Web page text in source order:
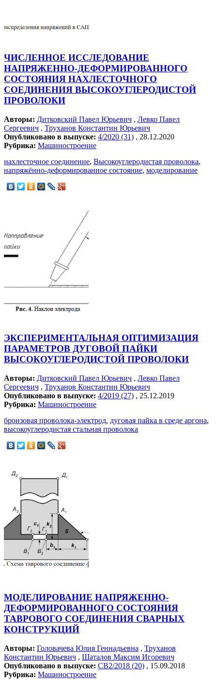
ЧИСЛЕННОЕ ИССЛЕДОВАНИЕ
НАПРЯЖЕННО-ДЕФОРМИРОВАННОГО
СОСТОЯНИЯ НАХЛЕСТОЧНОГО
СОЕДИНЕНИЯ ВЫСОКОУГЛЕРОДИСТОЙ
ПРОВОЛОКИ
Авторы: Дитковский Павел Юрьевич , Левко Павел
Сергеевич , Труханов Константин Юрьевич
Опубликовано в выпуске: 4/2020 (31) , 28.12.2020
Рубрика: Машиностроение
нахлесточное соединение, Высокоуглеродистая проволока,
напряжённо-деформированное состояние, моделирование
ЭКСПЕРИМЕНТАЛЬНАЯ ОПТИМИЗАЦИЯ
ПАРАМЕТРОВ ДУГОВОЙ ПАЙКИ
ВЫСОКОУГЛЕРОДИСТОЙ ПРОВОЛОКИ
Авторы: Дитковский Павел Юрьевич , Левко Павел
Сергеевич , Труханов Константин Юрьевич
Опубликовано в выпуске: 4/2019 (27) , 25.12.2019
Рубрика: Машиностроение
бронзовая проволока-электрод, дуговая пайка в среде аргона,
высокоуглеродистая стальная проволока
МОДЕЛИРОВАНИЕ НАПРЯЖЕННО-
ДЕФОРМИРОВАННОГО СОСТОЯНИЯ
ТАВРОВОГО СОЕДИНЕНИЯ СВАРНЫХ
КОНСТРУКЦИЙ
Авторы: Головачева Юлия Геннадьевна , Труханов
Константин Юрьевич , Шаталов Максим Игоревич
Опубликовано в выпуске: СВ2/2018 (20) , 15.09.2018
Рубрика: Машиностроение